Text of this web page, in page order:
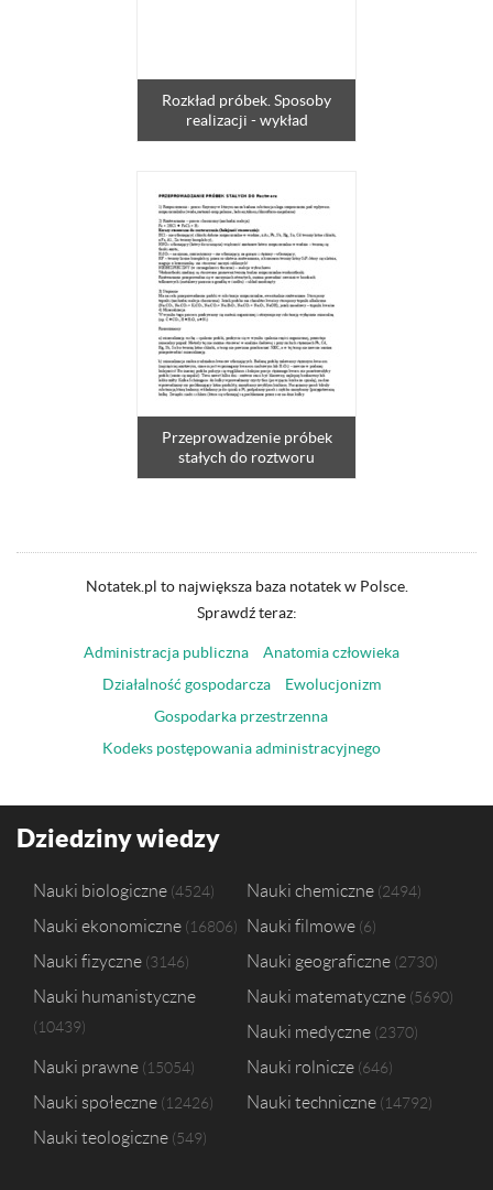
Rozkład próbek. Sposoby
realizacji - wykład
Przeprowadzenie próbek
stałych do roztworu
Notatek.pl to największa baza notatek w Polsce.
Sprawdź teraz:
Administracja publiczna
Anatomia człowieka
Działalność gospodarcza
Ewolucjonizm
Gospodarka przestrzenna
Kodeks postępowania administracyjnego
Dziedziny wiedzy
Nauki biologiczne 4524 Nauki chemiczne 2494
Nauki ekonomiczne 16806 Nauki filmowe 6
Nauki fizyczne 3146 Nauki geograficzne 2730
Nauki humanistyczne
10439
Nauki matematyczne 5690
Nauki medyczne 2370
Nauki prawne 15054 Nauki rolnicze 646
Nauki społeczne 12426 Nauki techniczne 14792
Nauki teologiczne 549